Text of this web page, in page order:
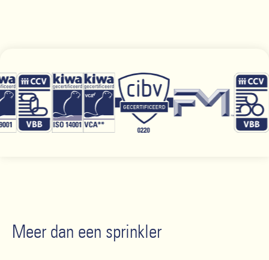
Meer dan een sprinkler